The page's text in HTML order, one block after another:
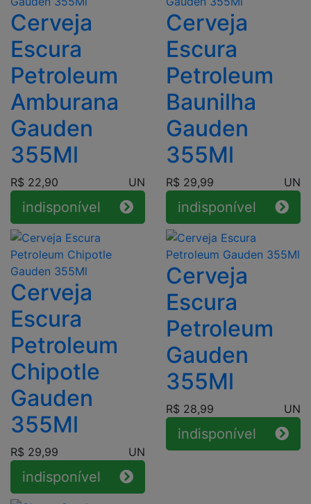
Cerveja
Escura
Petroleum
Amburana
Gauden
355Ml
R$ 22,90 UN
indisponível
Cerveja
Escura
Petroleum
Baunilha
Gauden
355Ml
R$ 29,99 UN
indisponível
Cerveja
Escura
Petroleum
Chipotle
Gauden
355Ml
R$ 29,99 UN
indisponível
Cerveja
Escura
Petroleum
Gauden
355Ml
R$ 28,99 UN
indisponível